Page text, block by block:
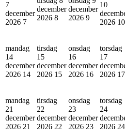
7
december
2026 7
december
2026 8
december
2026 9
10
2026 10
mandag
14
december
2026 14
tirsdag
15
december
2026 15
onsdag
16
december
2026 16
torsdag
17
2026 17
mandag
21
december
2026 21
tirsdag
22
december
2026 22
onsdag
23
december
2026 23
torsdag
24
2026 24